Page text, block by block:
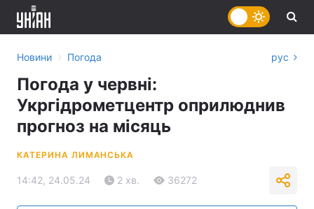
Новини › Погода рус
Погода у червні:
Укргідрометцентр оприлюднив
прогноз на місяць
КАТЕРИНА ЛИМАНСЬКА
14:42, 24.05.24 2 хв. 36272